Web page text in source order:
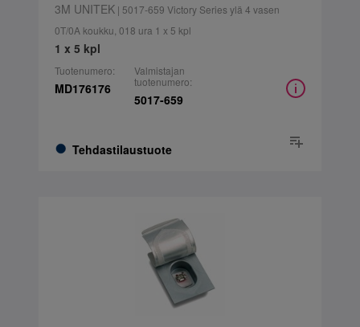
3M UNITEK| 5017-659 Victory Series ylä 4 vasen
0T/0A koukku, 018 ura 1 x 5 kpl
1 x 5 kpl
Tuotenumero:
MD176176
Tehdastilaustuote
Valmistajan
tuotenumero:
5017-659